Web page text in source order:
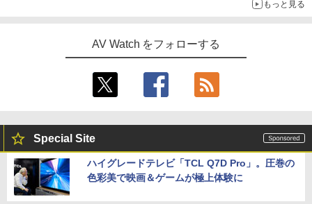
もっと見る
AV Watch をフォローする
Special Site
ハイグレードテレビ「TCL Q7D Pro」。圧巻の
色彩美で映画＆ゲームが極上体験に